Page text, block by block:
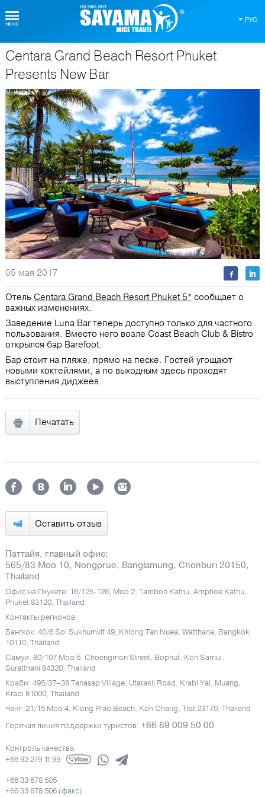
РУС
О Таиланде
Оставить отзыв
Паттайя, главный офис:
565/83 Moo 10, Nongprue, Banglamung, Chonburi 20150,
Thailand
Офис на Пхукете: 16/125-126, Moo 2, Tambon Kathu, Amphoe Kathu,
Phuket 83120, Thailand
Контакты регионов:
Бангкок: 40/6 Soi Sukhumvit 49, Khlong Tan Nuea, Watthana, Bangkok
10110, Thailand
Самуи: 80/107 Moo 5, Choengmon Street, Bophut, Koh Samui,
Suratthani 84320, Thailand
Краби: 495/37–38 Tanasap Village, Utarakij Road, Krabi Yai, Muang,
Krabi 81000, Thailand
Чанг: 21/15 Moo 4, Klong Prao Beach, Koh Chang, Trat 23170, Thailand
Горячая линия поддержки туристов: +66 89 009 50 00
Контроль качества
+66 92 279 11 99
+66 33 678 505
+66 33 678 506 (факс)
Centara Grand Beach Resort Phuket
Presents New Bar
05 мая 2017
Отель Centara Grand Beach Resort Phuket 5* сообщает о
важных изменениях.
Заведение Luna Bar теперь доступно только для частного
пользования. Вместо него возле Coast Beach Club & Bistro
открылся бар Barefoot.
Бар стоит на пляже, прямо на песке. Гостей угощают
новыми коктейлями, а по выходным здесь проходят
выступления диджеев.
Печатать